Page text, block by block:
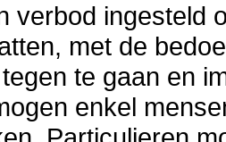
verbod ingesteld
met de
te gaan en
enkel